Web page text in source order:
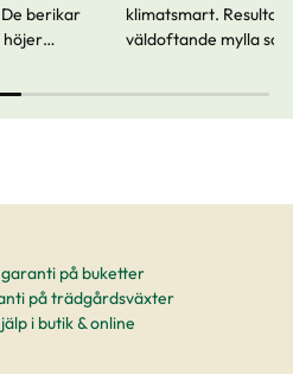
berikar
höjer
som
som skiljer
klimatsmart.
väldoftande mylla
tips för att komma i
kompost.
på buketter
på trädgårdsväxter
i butik & online